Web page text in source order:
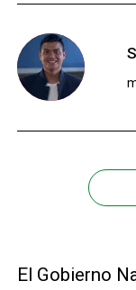
El Gobierno